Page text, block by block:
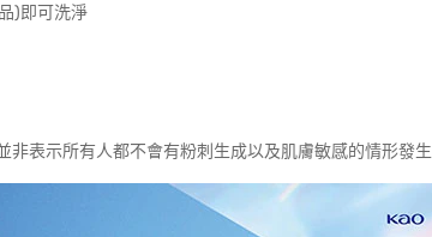
)即可洗淨
非表示所有人都不會有粉刺生成以及肌膚敏感的情形發生